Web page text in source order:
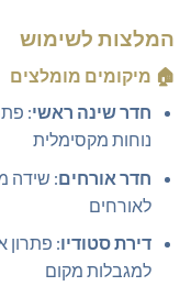
המלצות לשימוש
🏠 מיקומים מומלצים
חדר שינה ראשי:
נוחות מקסימלית
חדר אורחים: שידה
לאורחים
דירת סטודיו: פתרון
למגבלות מקום